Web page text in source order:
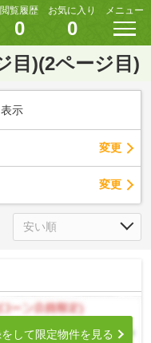
閲覧履歴
0
お気に入り
0
メニュー
目)(2ページ目)
示
変更
変更
して限定物件を見る